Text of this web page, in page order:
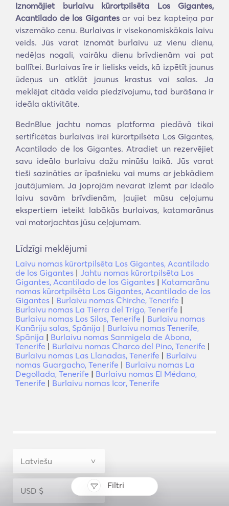
Filtri
Iznomājiet burlaivu kūrortpilsēta Los Gigantes,
Acantilado de los Gigantesar vai bez kapteiņa par
viszemāko cenu. Burlaivas ir visekonomiskākais laivu
veids. Jūs varat iznomāt burlaivu uz vienu dienu,
nedēļas nogali, vairāku dienu brīvdienām vai pat
ballītei. Burlaivas īre ir lielisks veids, kā izpētīt jaunus
ūdeņus un atklāt jaunus krastus vai salas. Ja
meklējat citāda veida piedzīvojumu, tad burāšana ir
ideāla aktivitāte.
BednBlue jachtu nomas platforma piedāvā tikai
sertificētas burlaivas īrei kūrortpilsēta Los Gigantes,
Acantilado de los Gigantes. Atradiet un rezervējiet
savu ideālo burlaivu dažu minūšu laikā. Jūs varat
tieši sazināties ar īpašnieku vai mums ar jebkādiem
jautājumiem. Ja joprojām nevarat izlemt par ideālo
laivu savām brīvdienām, ļaujiet mūsu ceļojumu
ekspertiem ieteikt labākās burlaivas, katamarānus
vai motorjachtas jūsu ceļojumam.
Līdzīgi meklējumi
Laivu nomas kūrortpilsēta Los Gigantes, Acantilado
de los Gigantes | Jahtu nomas kūrortpilsēta Los
Gigantes, Acantilado de los Gigantes | Katamarānu
nomas kūrortpilsēta Los Gigantes, Acantilado de los
Gigantes | Burlaivu nomas Chirche, Tenerife |
Burlaivu nomas La Tierra del Trigo, Tenerife |
Burlaivu nomas Los Silos, Tenerife | Burlaivu nomas
Kanāriju salas, Spānija | Burlaivu nomas Tenerife,
Spānija | Burlaivu nomas Sanmigela de Abona,
Tenerife | Burlaivu nomas Charco del Pino, Tenerife |
Burlaivu nomas Las Llanadas, Tenerife | Burlaivu
nomas Guargacho, Tenerife | Burlaivu nomas La
Degollada, Tenerife | Burlaivu nomas El Médano,
Tenerife | Burlaivu nomas Icor, Tenerife